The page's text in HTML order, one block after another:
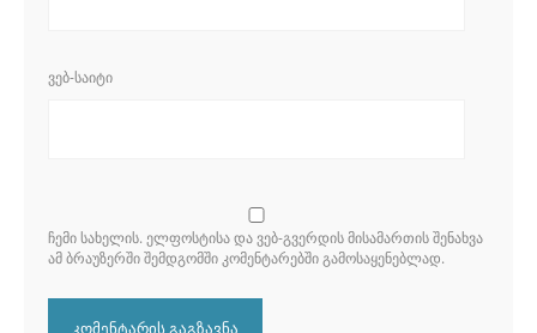
ᲕᲔᲑ-ᲡᲐᲘᲢᲘ
ᲩᲔᲛᲘ ᲡᲐᲮᲔᲚᲘᲡ. ᲔᲚᲤᲝᲡᲢᲘᲡᲐ ᲓᲐ ᲕᲔᲑ-ᲒᲕᲔᲠᲓᲘᲡ ᲛᲘᲡᲐᲛᲐᲠᲗᲘᲡ ᲨᲔᲜᲐᲮᲕᲐ
ᲐᲛ ᲑᲠᲐᲣᲖᲔᲠᲨᲘ ᲨᲔᲛᲓᲒᲝᲛᲨᲘ ᲙᲝᲛᲔᲜᲢᲐᲠᲔᲑᲨᲘ ᲒᲐᲛᲝᲡᲐᲧᲔᲜᲔᲑᲚᲐᲓ.